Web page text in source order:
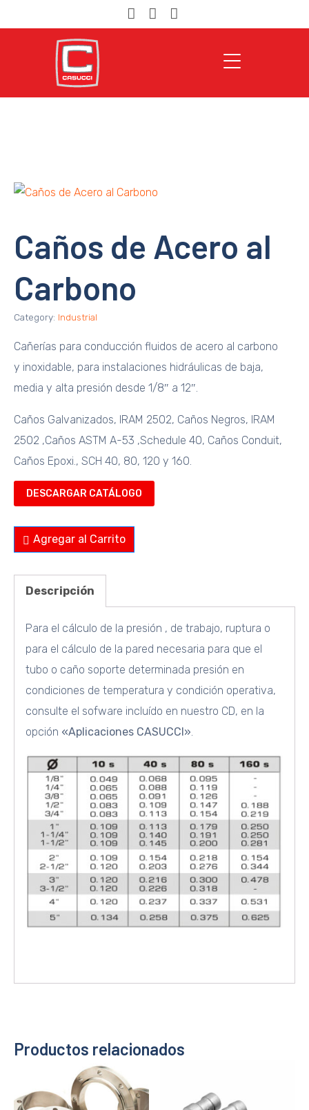
Caños de Acero al
Carbono
Category: Industrial
Cañerías para conducción fluidos de acero al carbono
y inoxidable, para instalaciones hidráulicas de baja,
media y alta presión desde 1/8″ a 12″.
Caños Galvanizados, IRAM 2502, Caños Negros, IRAM
2502 ,Caños ASTM A-53 ,Schedule 40, Caños Conduit,
Caños Epoxi., SCH 40, 80, 120 y 160.
DESCARGAR CATÁLOGO
Agregar al Carrito
Descripción
Para el cálculo de la presión , de trabajo, ruptura o
para el cálculo de la pared necesaria para que el
tubo o caño soporte determinada presión en
condiciones de temperatura y condición operativa,
consulte el sofware incluído en nuestro CD, en la
opción «Aplicaciones CASUCCI»
Productos relacionados